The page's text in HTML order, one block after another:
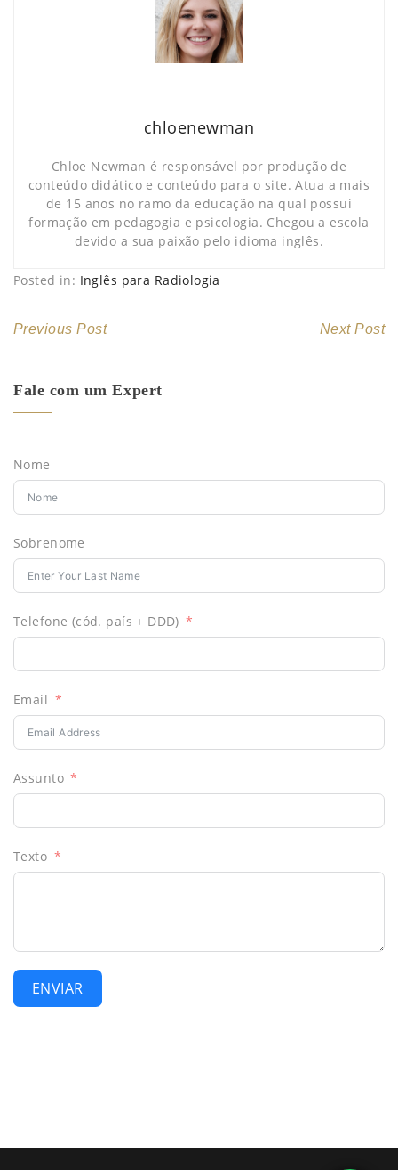
chloenewman
Chloe Newman é responsável por produção de
conteúdo didático e conteúdo para o site. Atua a mais
de 15 anos no ramo da educação na qual possui
formação em pedagogia e psicologia. Chegou a escola
devido a sua paixão pelo idioma inglês.
Posted in: Inglês para Radiologia
Previous Post Next Post
Fale com um Expert
Nome
Sobrenome
Telefone (cód. país + DDD)
Email
Assunto
Texto
ENVIAR